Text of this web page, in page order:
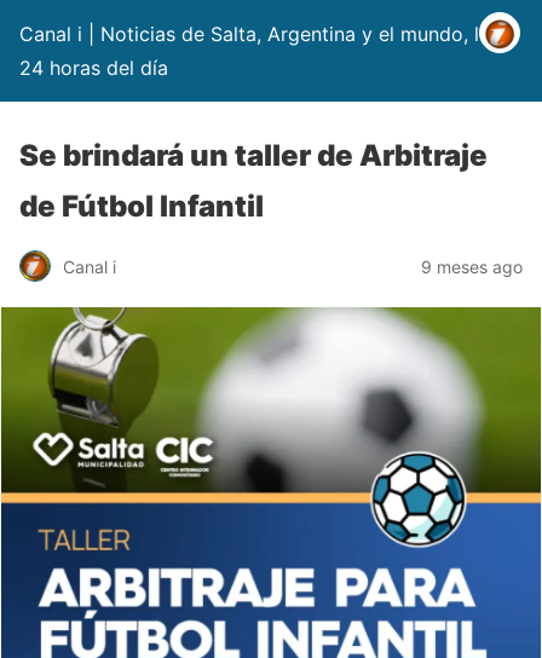
Canal i | Noticias de Salta, Argentina y el mundo, las
24 horas del día
Se brindará un taller de Arbitraje
de Fútbol Infantil
Canal i 9 meses ago